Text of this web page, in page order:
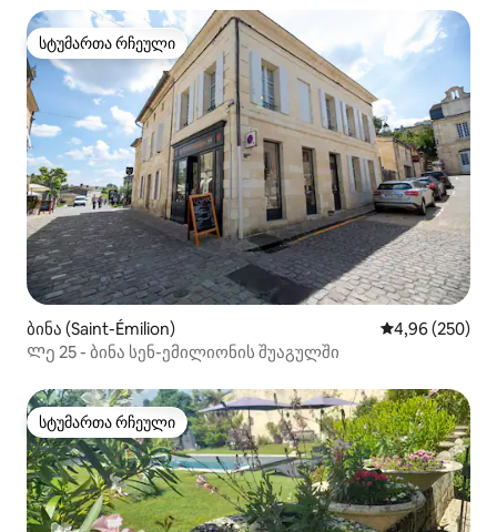
სტუმართა რჩეული
სტუმართა რჩეული
ბინა (Saint-Émilion) საშუალო
4,96 (250)
Ლე 25 - ბინა სენ-ემილიონის შუაგულში
სტუმართა რჩეული
სტუმართა რჩეული